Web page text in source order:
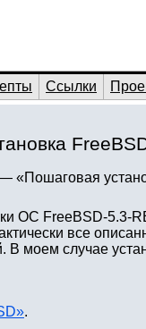
Ссылки
«Пошаговая
ОС FreeBSD-5.3-
все
моем случае
.